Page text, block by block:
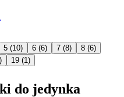
5 (10) 6 (6) 7 (8) 8 (6)
19 (1)
do jedynka